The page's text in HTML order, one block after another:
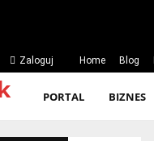
Zaloguj Home Blog
PORTAL BIZNES